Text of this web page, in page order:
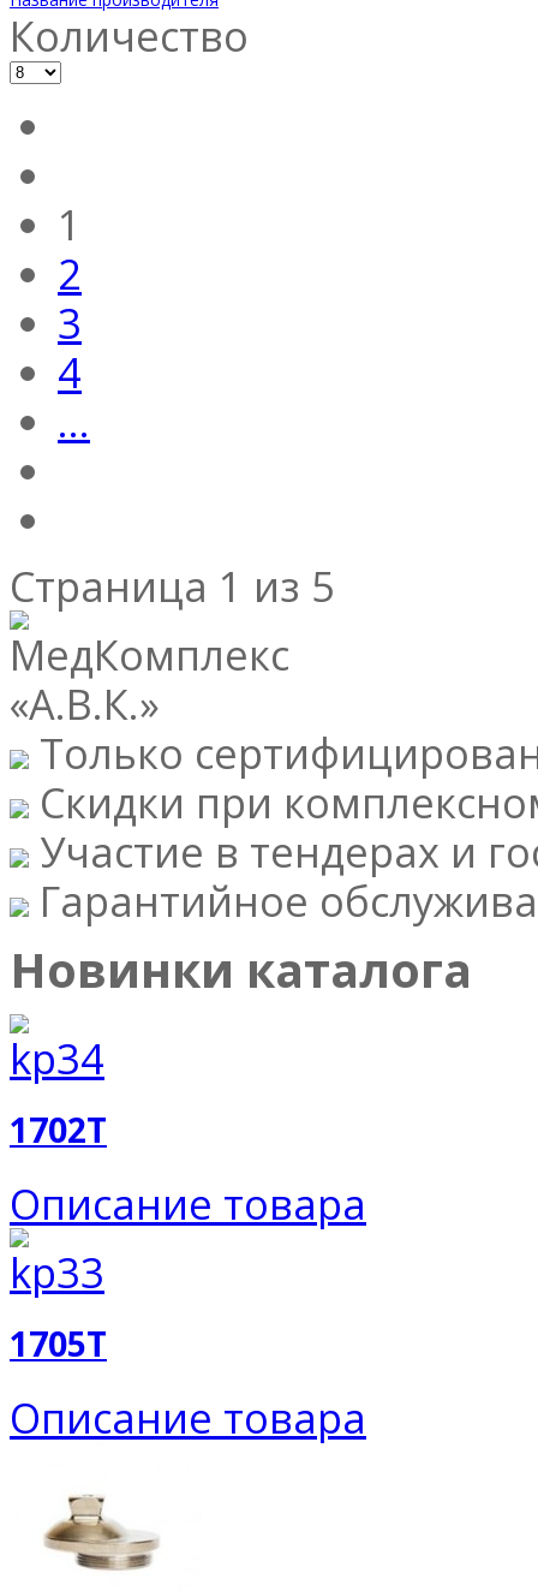
Количество
1
2
3
4
...
Страница 1 из 5
Только
Скидки при
Участие в тендерах и
Гарантийное
Новинки каталога
1702T
Описание товара
1705T
Описание товара